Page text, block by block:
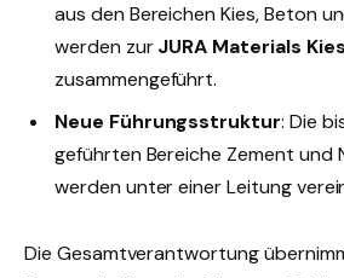
aus den Bereichen Kies, Beton
werden zurJURA Materials
zusammengeführt.
Neue Führungsstruktur: Die
geführten Bereiche Zement und
werden unter einer Leitung
Die Gesamtverantwortung